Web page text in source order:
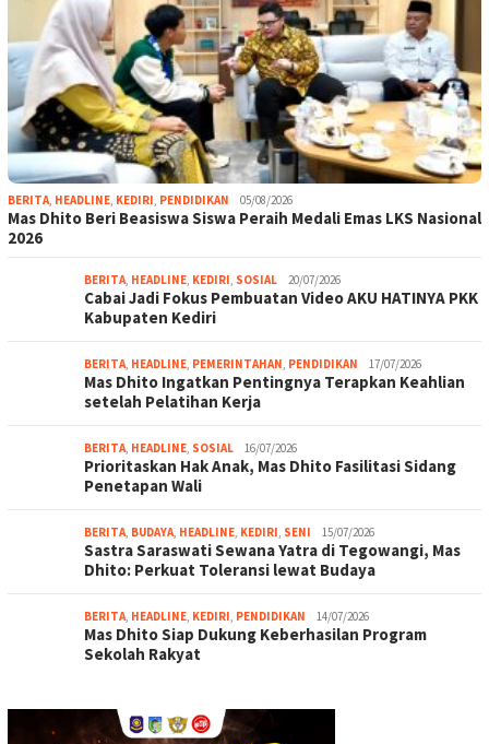
BERITA, HEADLINE, KEDIRI, PENDIDIKAN 05/08/2026
Mas Dhito Beri Beasiswa Siswa Peraih Medali Emas LKS Nasional
2026
BERITA, HEADLINE, KEDIRI, SOSIAL 20/07/2026
Cabai Jadi Fokus Pembuatan Video AKU HATINYA PKK
Kabupaten Kediri
BERITA, HEADLINE, PEMERINTAHAN, PENDIDIKAN 17/07/2026
Mas Dhito Ingatkan Pentingnya Terapkan Keahlian
setelah Pelatihan Kerja
BERITA, HEADLINE, SOSIAL 16/07/2026
Prioritaskan Hak Anak, Mas Dhito Fasilitasi Sidang
Penetapan Wali
BERITA, BUDAYA, HEADLINE, KEDIRI, SENI 15/07/2026
Sastra Saraswati Sewana Yatra di Tegowangi, Mas
Dhito: Perkuat Toleransi lewat Budaya
BERITA, HEADLINE, KEDIRI, PENDIDIKAN 14/07/2026
Mas Dhito Siap Dukung Keberhasilan Program
Sekolah Rakyat